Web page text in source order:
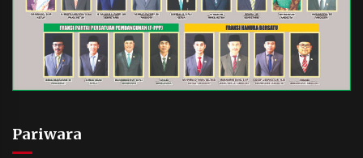
Pariwara